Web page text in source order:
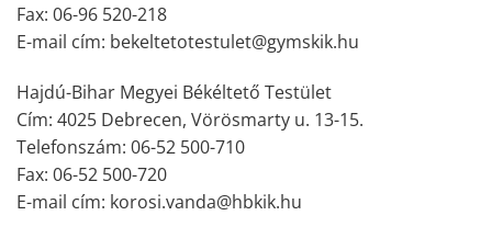
Fax: 06-96 520-218
E-mail cím: bekeltetotestulet@gymskik.hu
Hajdú-Bihar Megyei Békéltető Testület
Cím: 4025 Debrecen, Vörösmarty u. 13-15.
Telefonszám: 06-52 500-710
Fax: 06-52 500-720
E-mail cím: korosi.vanda@hbkik.hu